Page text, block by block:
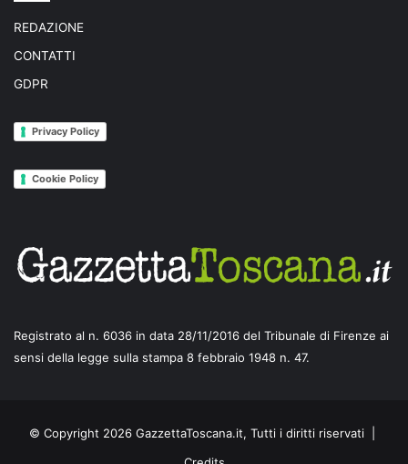
REDAZIONE
CONTATTI
GDPR
Privacy Policy
Cookie Policy
Registrato al n. 6036 in data 28/11/2016 del Tribunale di Firenze ai
sensi della legge sulla stampa 8 febbraio 1948 n. 47.
© Copyright 2026 GazzettaToscana.it, Tutti i diritti riservati |